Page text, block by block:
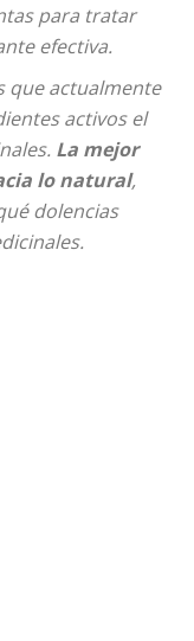
para tratar
efectiva.
que actualmente
activos el
La mejor
lo natural,
dolencias